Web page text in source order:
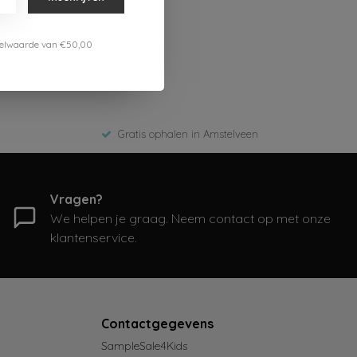
Gratis ophalen in Amstelveen
Vragen?
We helpen je graag. Neem contact op met onze
klantenservice.
Contactgegevens
SampleSale4Kids
van €50,00